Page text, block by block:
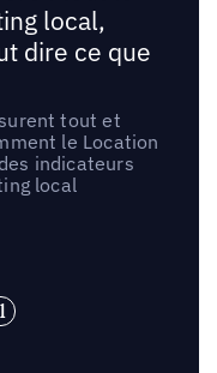
local,
dire ce que
tout et
le Location
indicateurs
local